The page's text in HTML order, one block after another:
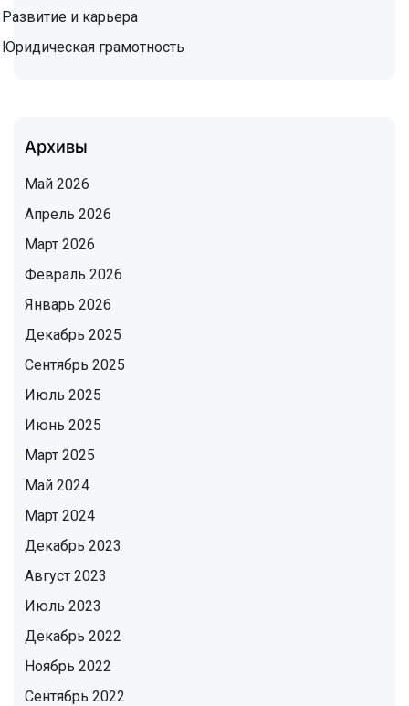
Развитие и карьера
Юридическая грамотность
Архивы
Май 2026
Апрель 2026
Март 2026
Февраль 2026
Январь 2026
Декабрь 2025
Сентябрь 2025
Июль 2025
Июнь 2025
Март 2025
Май 2024
Март 2024
Декабрь 2023
Август 2023
Июль 2023
Декабрь 2022
Ноябрь 2022
Сентябрь 2022